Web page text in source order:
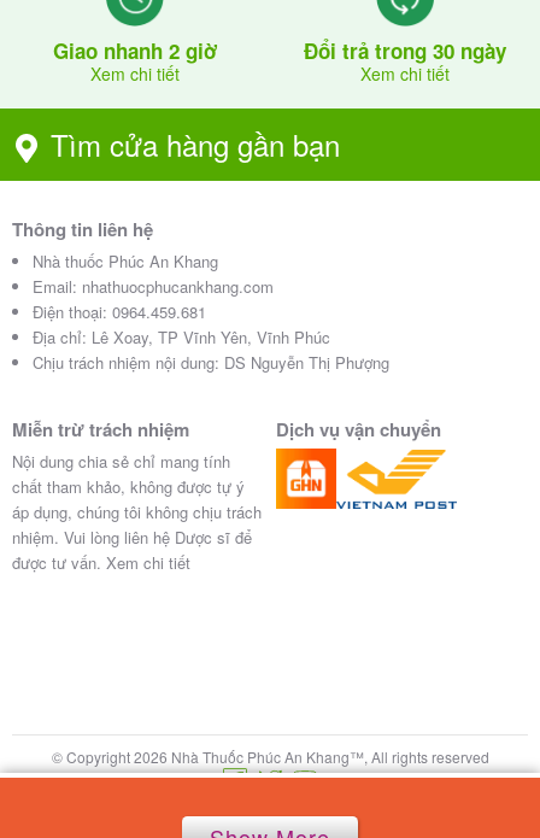
Giao nhanh 2 giờ
Xem chi tiết
Đổi trả trong 30 ngày
Xem chi tiết
Tìm cửa hàng gần bạn
Thông tin liên hệ
Nhà thuốc Phúc An Khang
Email: nhathuocphucankhang.com
Điện thoại: 0964.459.681
Địa chỉ: Lê Xoay, TP Vĩnh Yên, Vĩnh Phúc
Chịu trách nhiệm nội dung: DS Nguyễn Thị Phượng
Miễn trừ trách nhiệm
Nội dung chia sẻ chỉ mang tính
chất tham khảo, không được tự ý
áp dụng, chúng tôi không chịu trách
nhiệm. Vui lòng liên hệ Dược sĩ để
được tư vấn. Xem chi tiết
Dịch vụ vận chuyển
© Copyright 2026 Nhà Thuốc Phúc An Khang™, All rights reserved